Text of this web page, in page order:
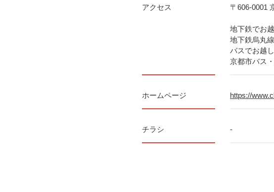
アクセス 〒606-0001
地下鉄でお
地下鉄烏丸
バスでお越
京都市バス
ホームページ https://
チラシ -